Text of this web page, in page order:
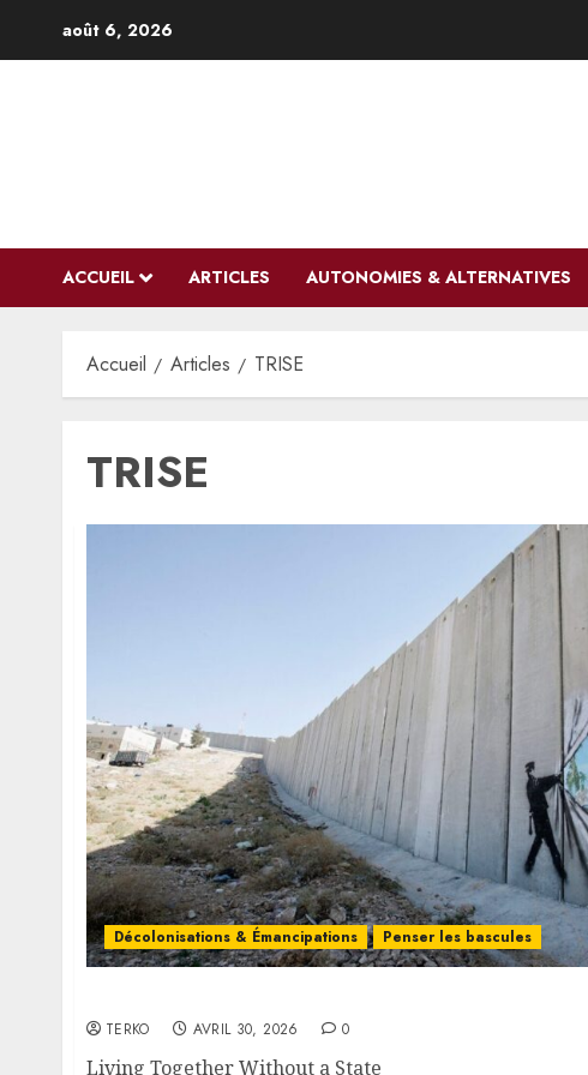
août 6, 2026
ACCUEIL ARTICLES AUTONOMIES & ALTERNATIVES
Accueil Articles TRISE
TRISE
Décolonisations & Émancipations Penser les bascules
TERKO AVRIL 30, 2026 0
Living Together Without a State